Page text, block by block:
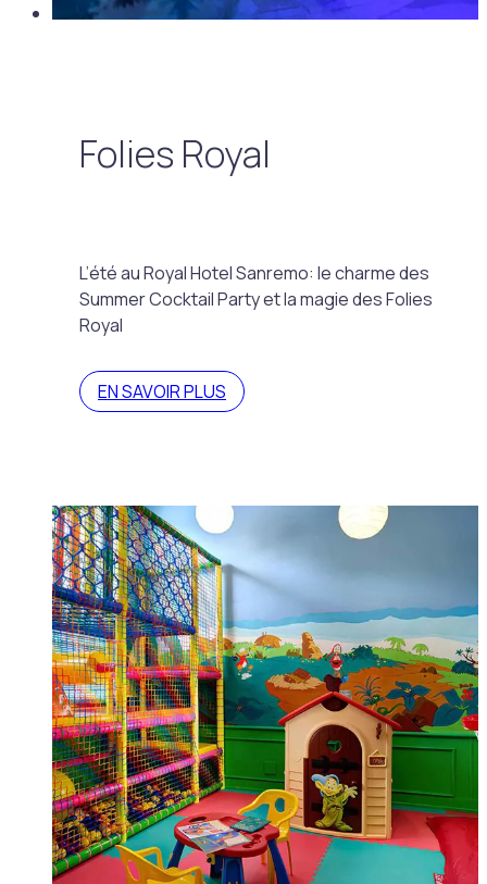
Folies Royal
L’été au Royal Hotel Sanremo: le charme des
Summer Cocktail Party et la magie des Folies
Royal
EN SAVOIR PLUS